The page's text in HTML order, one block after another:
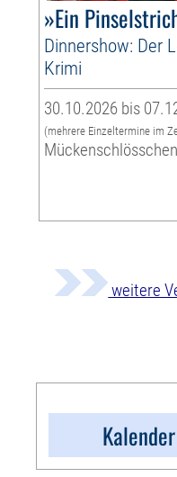
»Ein
Dinnershow: Der
Krimi
30.10.2026 bis
(mehrere Einzeltermine im
Mückenschlösschen
weitere
Kalender